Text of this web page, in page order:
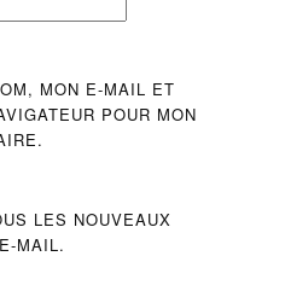
MON E-MAIL ET
POUR MON
LES NOUVEAUX
MAIL.